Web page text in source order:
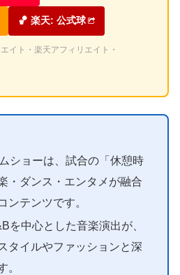
🏀 楽天: 公式球
イト・楽天アフィリエイト・
ショーは、試合の「休憩時
・ダンス・エンタメが融合
ンテンツです。
を中心とした音楽演出が、
タイルやファッションと深
。